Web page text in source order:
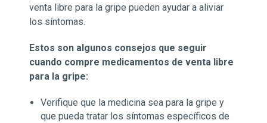
venta libre para la gripe pueden ayudar a aliviar
los síntomas.
Estos son algunos consejos que seguir
cuando compre medicamentos de venta libre
para la gripe:
Verifique que la medicina sea para la gripe y
que pueda tratar los síntomas específicos de